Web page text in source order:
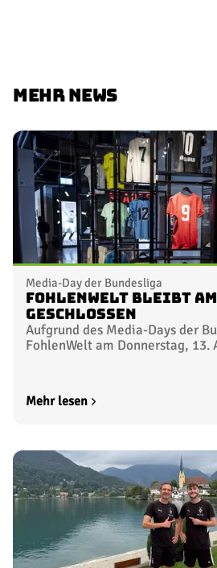
MEHR NEWS
Media-Day der Bundesliga
FohlenWelt bleibt am
geschlossen
Aufgrund des Media-Days der
FohlenWelt am Donnerstag, 13.
Mehr lesen